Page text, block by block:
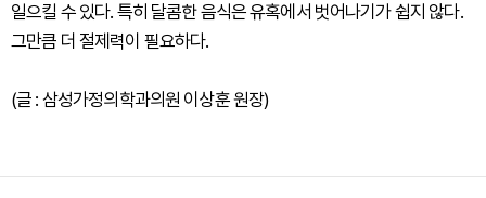
일으킬 수 있다. 특히 달콤한 음식은 유혹에서 벗어나기가 쉽지 않다.
그만큼 더 절제력이 필요하다.
(글 : 삼성가정의학과의원 이상훈 원장)